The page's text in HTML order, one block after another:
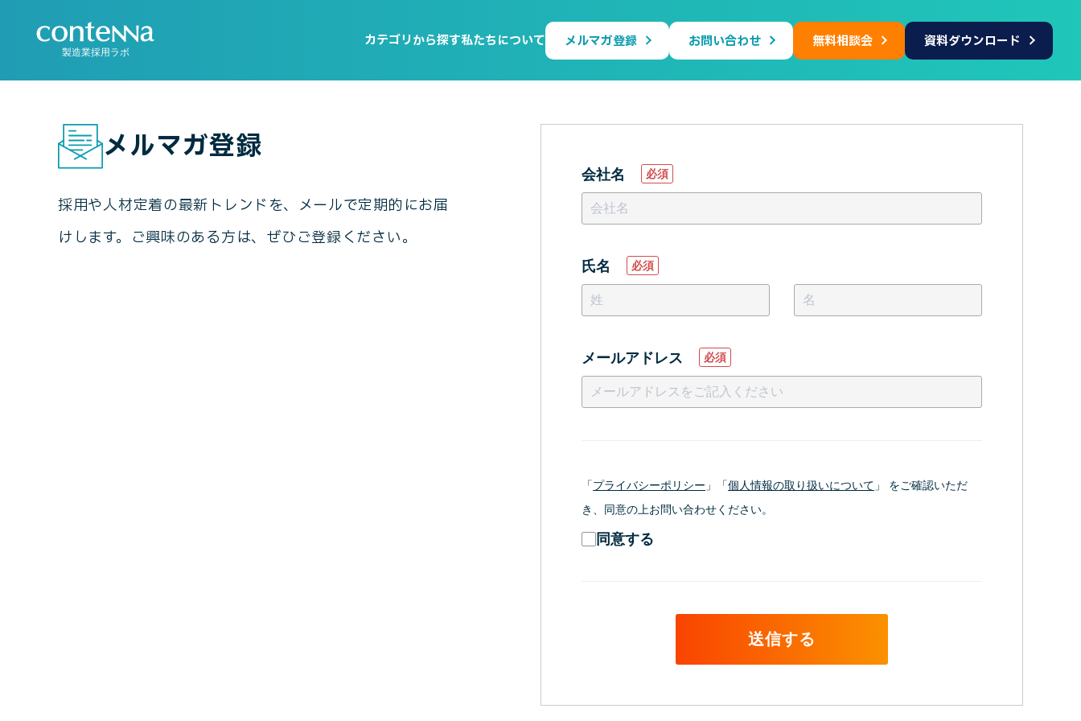
製造業採用ラボ
カテゴリから探す私たちについて メルマガ登録 お問い合わせ 無料相談会 資料ダウンロード
メルマガ登録
採用や人材定着の最新トレンドを、メールで定期的にお届
けします。ご興味のある方は、ぜひご登録ください。
会社名
氏名
メールアドレス
「プライバシーポリシー 」「個人情報の取り扱いについて 」 をご確認いただ
き、同意の上お問い合わせください。
同意する
送信する